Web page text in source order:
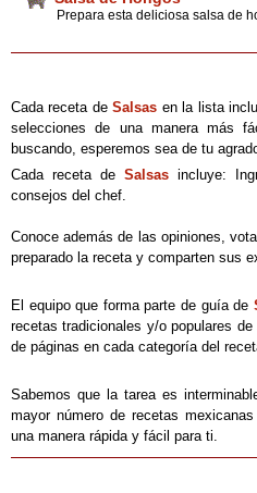
Cada receta deSalsas en la lista
selecciones de una manera más
buscando, esperemos sea de tu
Cada receta de Salsas incluye:
consejos del chef.
Conoce además de las opiniones,
preparado la receta y comparten sus
El equipo que forma parte de guía de
recetas tradicionales y/o populares de
de páginas en cada categoría del
Sabemos que la tarea es
mayor número de recetas
una manera rápida y fácil para ti.